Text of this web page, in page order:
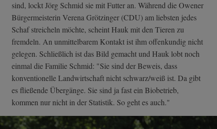
sind, lockt Jörg Schmid sie mit Futter an. Während die Owener
Bürgermeisterin Verena Grötzinger (CDU) am liebsten jedes
Schaf streicheln möchte, scheint Hauk mit den Tieren zu
fremdeln. An unmittelbarem Kontakt ist ihm offenkundig nicht
gelegen. Schließlich ist das Bild gemacht und Hauk lobt noch
einmal die Familie Schmid: "Sie sind der Beweis, dass
konventionelle Landwirtschaft nicht schwarz/weiß ist. Da gibt
es fließende Übergänge. Sie sind ja fast ein Biobetrieb,
kommen nur nicht in der Statistik. So geht es auch."